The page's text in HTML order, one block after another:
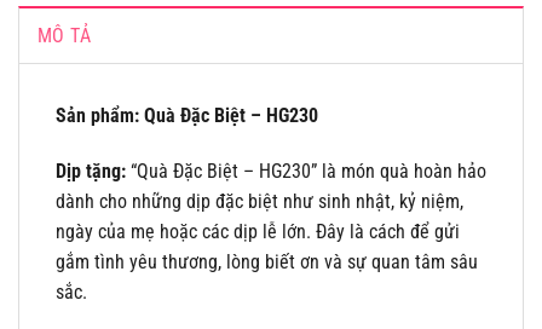
MÔ TẢ
Sản phẩm: Quà Đặc Biệt – HG230
Dịp tặng: “Quà Đặc Biệt – HG230” là món quà hoàn hảo
dành cho những dịp đặc biệt như sinh nhật, kỷ niệm,
ngày của mẹ hoặc các dịp lễ lớn. Đây là cách để gửi
gắm tình yêu thương, lòng biết ơn và sự quan tâm sâu
sắc.